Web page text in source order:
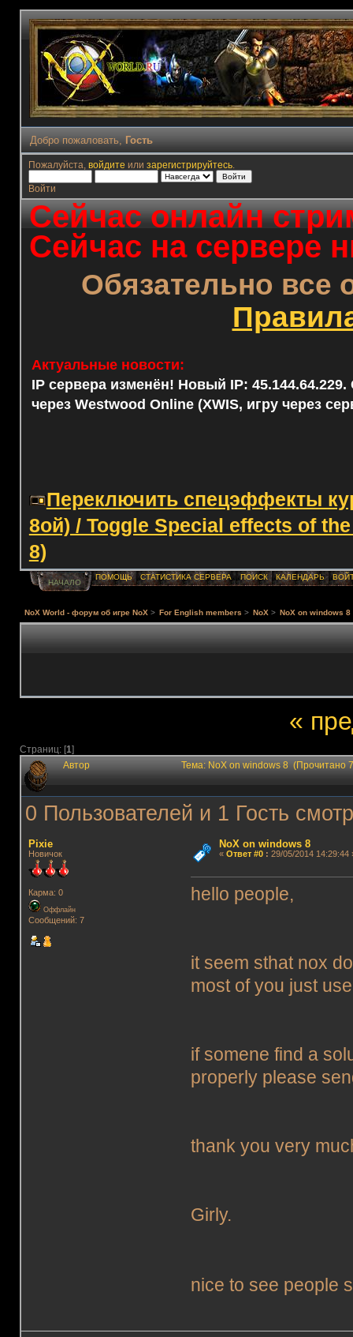
Добро пожаловать, Гость
Пожалуйста, войдите или зарегистрируйтесь.
Войти
Сейчас онлайн
Сейчас на сервере
Обязательно все
Актуальные новости:
IP сервера изменён! Новый IP: 45.144.64.229.
через Westwood Online (XWIS, игру через
Переключить спецэффекты
8ой) / Toggle Special effects of
8)
НАЧАЛО
ПОМОЩЬ СТАТИСТИКА СЕРВЕРА ПОИСК КАЛЕНДАРЬ
NoX World - форум об игре NoX > For English members > NoX > NoX on windows 8
«
Страниц: [1]
Автор Тема: NoX on windows 8 (Прочитано
0 Пользователей и 1 Гость
Pixie
Новичок
Карма: 0
Оффлайн
Сообщений: 7
NoX on windows 8
« Ответ #0: 29/05/2014 14:29:44
hello people,
it seem sthat nox
most of you just
if somene find a
properly please
thank you very
Girly.
nice to see people